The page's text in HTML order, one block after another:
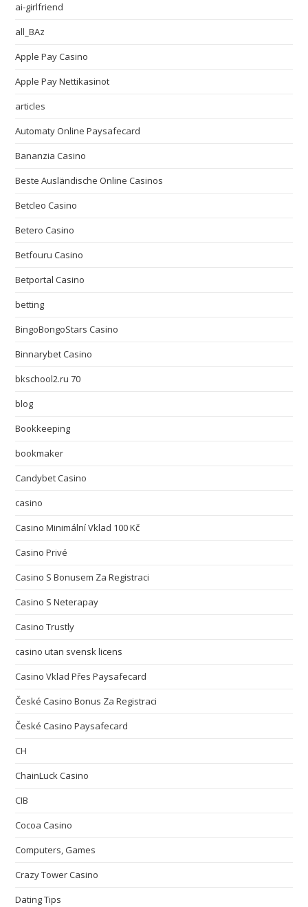
ai-girlfriend
all_BAz
Apple Pay Casino
Apple Pay Nettikasinot
articles
Automaty Online Paysafecard
Bananzia Casino
Beste Ausländische Online Casinos
Betcleo Casino
Betero Casino
Betfouru Casino
Betportal Casino
betting
BingoBongoStars Casino
Binnarybet Casino
bkschool2.ru 70
blog
Bookkeeping
bookmaker
Candybet Casino
casino
Casino Minimální Vklad 100 Kč
Casino Privé
Casino S Bonusem Za Registraci
Casino S Neterapay
Casino Trustly
casino utan svensk licens
Casino Vklad Přes Paysafecard
České Casino Bonus Za Registraci
České Casino Paysafecard
CH
ChainLuck Casino
CIB
Cocoa Casino
Computers, Games
Crazy Tower Сasino
Dating Tips